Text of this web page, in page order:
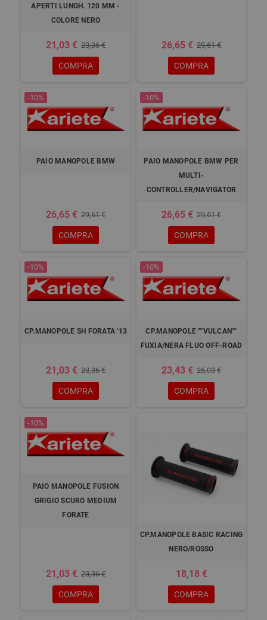
APERTI LUNGH. 120 MM -
COLORE NERO
21,03 € 23,36 €
COMPRA
26,65 € 29,61 €
COMPRA
-10%
PAIO MANOPOLE BMW
26,65 € 29,61 €
COMPRA
-10%
PAIO MANOPOLE BMW PER
MULTI-
CONTROLLER/NAVIGATOR
26,65 € 29,61 €
COMPRA
-10%
CP.MANOPOLE SH FORATA '13
21,03 € 23,36 €
COMPRA
-10%
CP.MANOPOLE ""VULCAN""
FUXIA/NERA FLUO OFF-ROAD
23,43 € 26,03 €
COMPRA
-10%
PAIO MANOPOLE FUSION
GRIGIO SCURO MEDIUM
FORATE
21,03 € 23,36 €
COMPRA
CP.MANOPOLE BASIC RACING
NERO/ROSSO
18,18 €
COMPRA